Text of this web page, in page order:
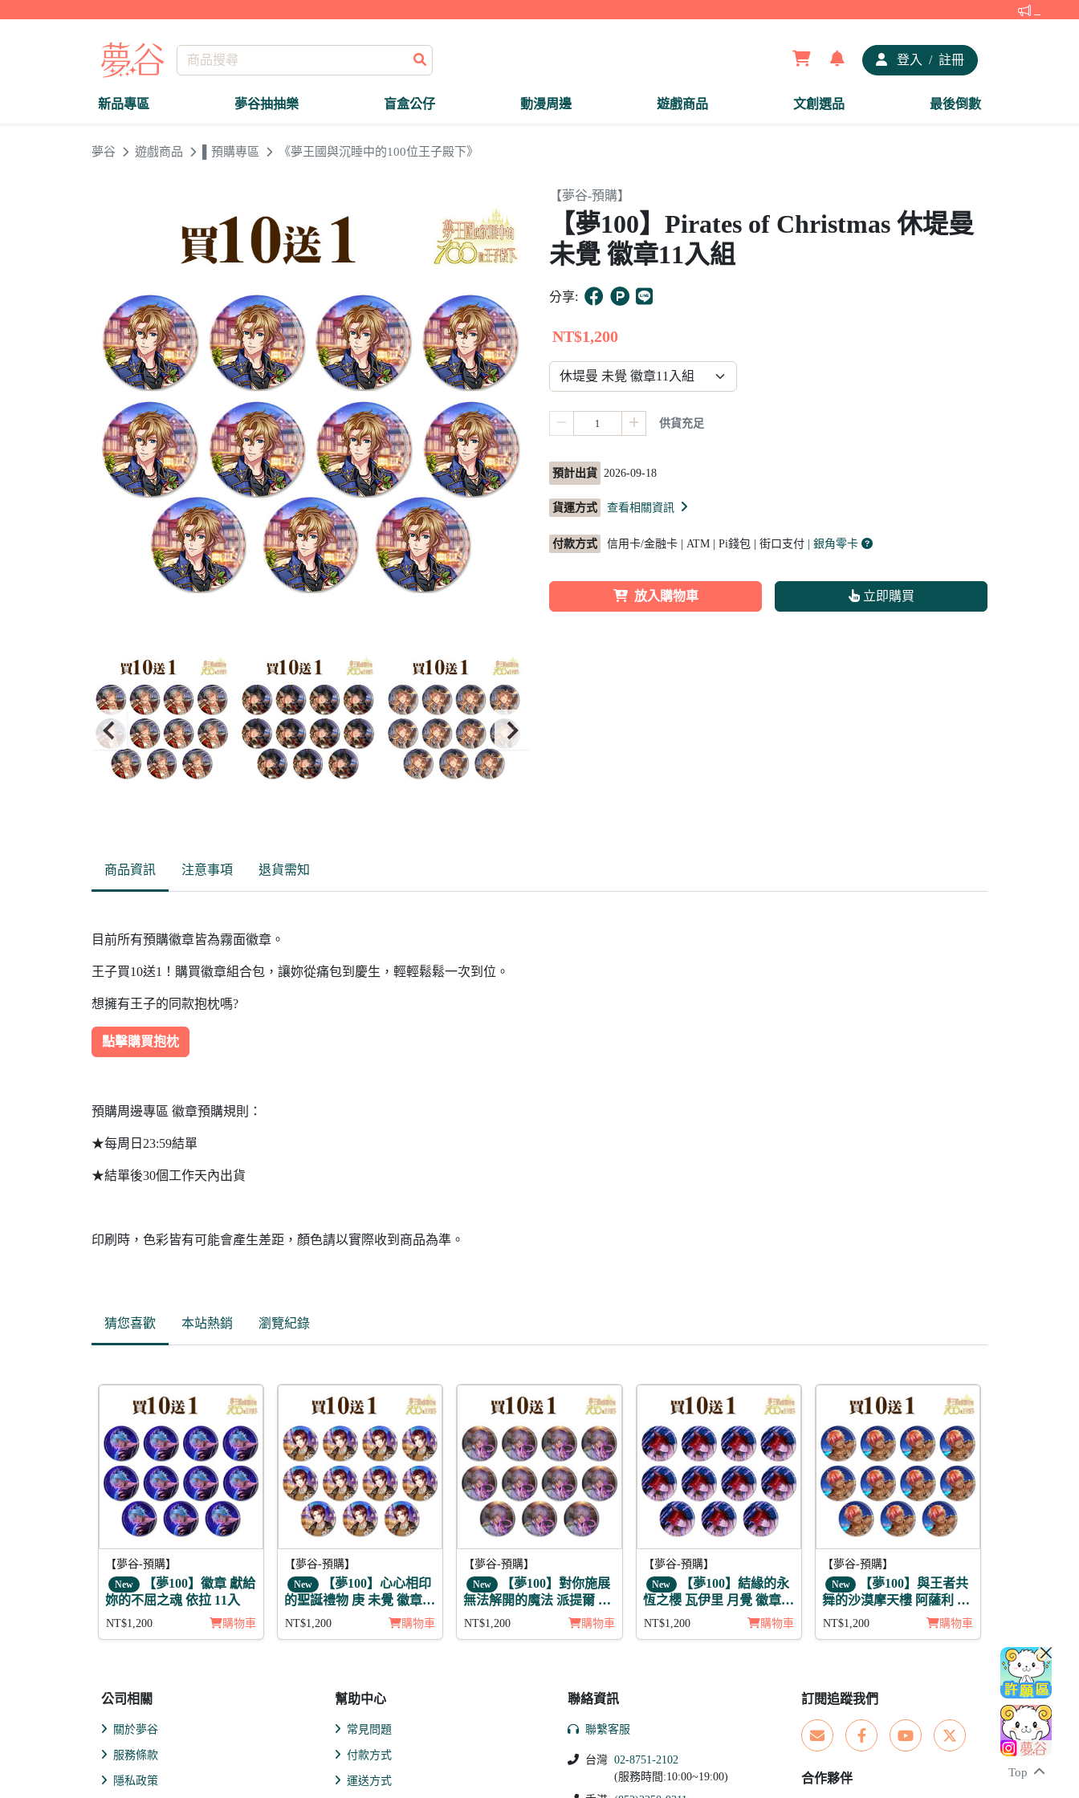
【夢谷
登入 / 註冊
新品專區 夢谷抽抽樂 盲盒公仔 動漫周邊 遊戲商品 文創選品 最後倒數
Top
夢谷 遊戲商品 ▌預購專區 《夢王國與沉睡中的100位王子殿下》
【夢谷-預購】
【夢100】Pirates of Christmas 休堤曼
未覺 徽章11入組
分享:
NT$1,200
供貨充足
預計出貨 2026-09-18
貨運方式 查看相關資訊
付款方式 信用卡/金融卡 | ATM | Pi錢包 | 街口支付 | 銀角零卡
放入購物車 立即購買
商品資訊 注意事項 退貨需知
目前所有預購徽章皆為霧面徽章。
王子買10送1！購買徽章組合包，讓妳從痛包到慶生，輕輕鬆鬆一次到位。
想擁有王子的同款抱枕嗎?
點擊購買抱枕
預購周邊專區 徽章預購規則：
★每周日23:59結單
★結單後30個工作天內出貨
印刷時，色彩皆有可能會產生差距，顏色請以實際收到商品為準。
猜您喜歡 本站熱銷 瀏覽紀錄
【夢谷-預購】
New 【夢100】徽章 獻給
妳的不屈之魂 依拉 11入
NT$1,200 購物車
【夢谷-預購】
New 【夢100】心心相印
的聖誕禮物 庚 未覺 徽章11
入組
NT$1,200 購物車
【夢谷-預購】
New 【夢100】對你施展
無法解開的魔法 派提爾 月
覺 徽章11入組
NT$1,200 購物車
【夢谷-預購】
New
【夢100】結緣的永
恆之櫻 瓦伊里 月覺 徽章11
入組
NT$1,200 購物車
【夢谷-預購】
New
【夢100】與王者共
舞的沙漠摩天樓 阿薩利 月
覺 徽章11入組
NT$1,200 購物車
公司相關
關於夢谷
服務條款
隱私政策
幫助中心
常見問題
付款方式
運送方式
聯絡資訊
聯繫客服
台灣 02-8751-2102
(服務時間:10:00~19:00)
訂閱追蹤我們
合作夥伴